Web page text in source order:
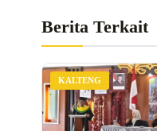
Berita Terkait
KALTENG